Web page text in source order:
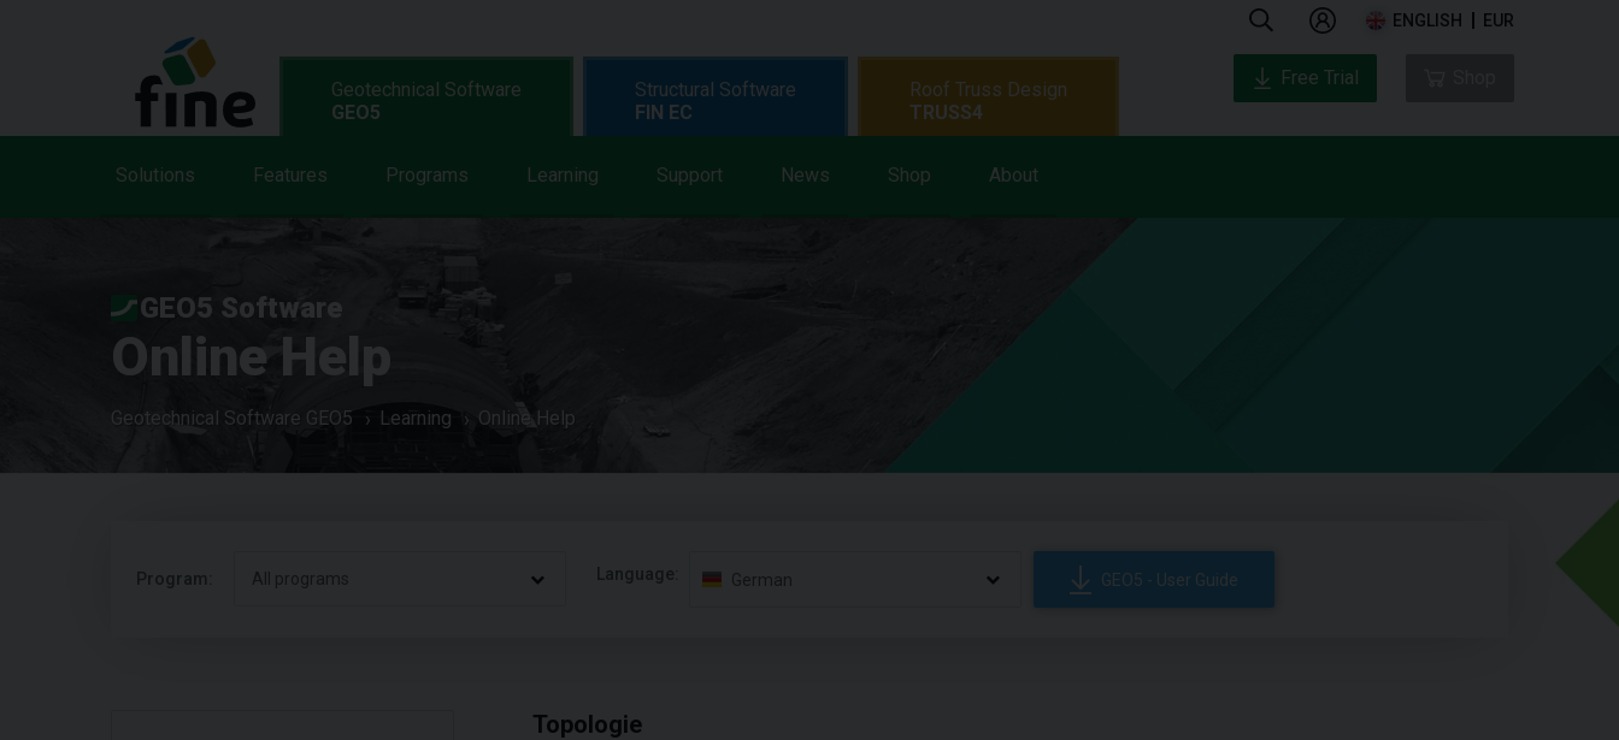
ENGLISH EUR
Geotechnical Software
GEO5
Solutions Features Programs Learning Support News Shop About
Structural Software
FIN EC
Roof Truss Design
TRUSS4
Free Trial
GEO5 Software
Online Help
Geotechnical Software GEO5 Learning Online Help
Program: All programs Language: German GEO5 - User Guide
Topologie